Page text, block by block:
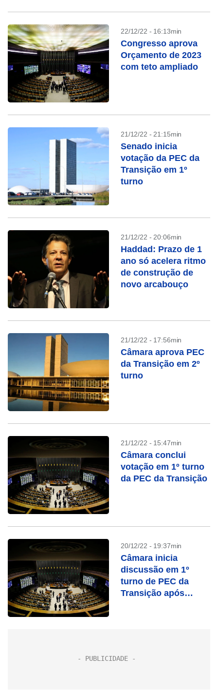
22/12/22 - 16:13min
Congresso aprova
Orçamento de 2023
com teto ampliado
21/12/22 - 21:15min
Senado inicia
votação da PEC da
Transição em 1º
turno
21/12/22 - 20:06min
Haddad: Prazo de 1
ano só acelera ritmo
de construção de
novo arcabouço
21/12/22 - 17:56min
Câmara aprova PEC
da Transição em 2º
turno
21/12/22 - 15:47min
Câmara conclui
votação em 1º turno
da PEC da Transição
20/12/22 - 19:37min
Câmara inicia
discussão em 1º
turno de PEC da
Transição após